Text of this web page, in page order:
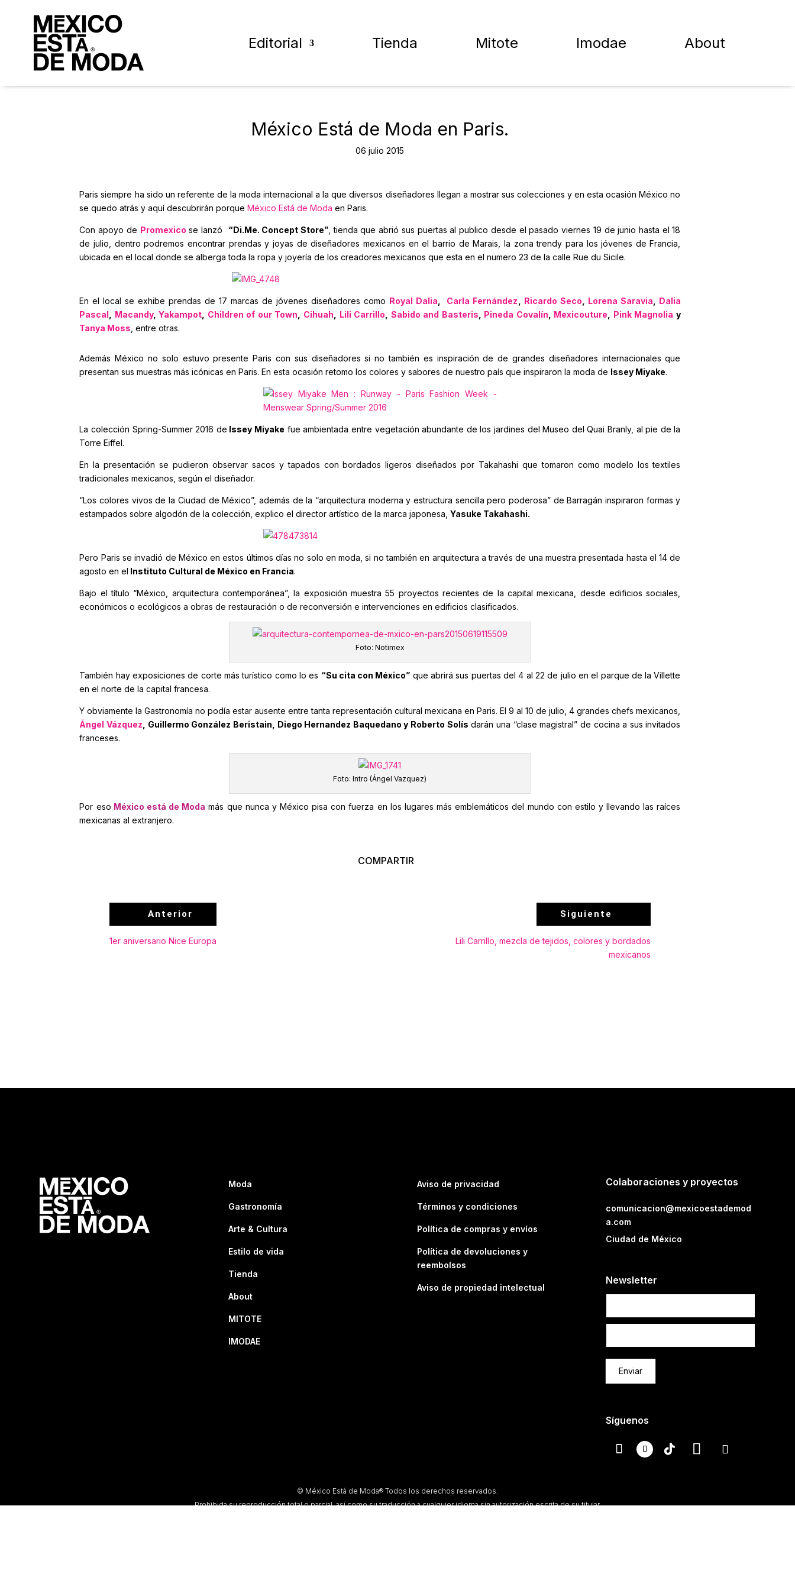
Editorial Tienda Mitote Imodae About
México Está de Moda en Paris.
06 julio 2015
Paris siempre ha sido un referente de la moda internacional a la que diversos diseñadores llegan a mostrar sus colecciones y en esta ocasión México no
se quedo atrás y aquí descubrirán porqueMéxico Está de Moda en Paris.
Con apoyo de Promexico se lanzó “Di.Me. Concept Store” , tienda que abrió sus puertas al publico desde el pasado viernes 19 de junio hasta el 18
de julio, dentro podremos encontrar prendas y joyas de diseñadores mexicanos en el barrio de Marais, la zona trendy para los jóvenes de Francia,
ubicada en el local donde se alberga toda la ropa y joyería de los creadores mexicanos que esta en el numero 23 de la calle Rue du Sicile.
En el local se exhibe prendas de 17 marcas de jóvenes diseñadores como Royal Dalia Carla Fernández Ricardo Seco Lorena Saravia
Dalia
Pascal
Macandy,Yakampot Children of our Town Cihuah Lili Carrillo Sabido and Basteris Pineda Covalín Mexicouture Pink Magnolia y
Tanya Moss , entre otras.
Además México no solo estuvo presente Paris con sus diseñadores si no también es inspiración de de grandes diseñadores internacionales que
presentan sus muestras más icónicas en Paris. En esta ocasión retomo los colores y sabores de nuestro país que inspiraron la moda de Issey Miyake.
La colección Spring-Summer 2016 de Issey Miyake fue ambientada entre vegetación abundante de los jardines del Museo del Quai Branly, al pie de la
Torre Eiffel.
En la presentación se pudieron observar sacos y tapados con bordados ligeros diseñados por Takahashi que tomaron como modelo los textiles
tradicionales mexicanos, según el diseñador.
“Los colores vivos de la Ciudad de México”, además de la “arquitectura moderna y estructura sencilla pero poderosa” de Barragán inspiraron formas y
estampados sobre algodón de la colección, explico el director artístico de la marca japonesa,Yasuke Takahashi.
Pero Paris se invadió de México en estos últimos días no solo en moda, si no también en arquitectura a través de una muestra presentada hasta el 14 de
agosto en el Instituto Cultural de México en Francia.
Bajo el título “México, arquitectura contemporánea”, la exposición muestra 55 proyectos recientes de la capital mexicana, desde edificios sociales,
económicos o ecológicos a obras de restauración o de reconversión e intervenciones en edificios clasificados.
Foto: Notimex
También hay exposiciones de corte más turístico como lo es “Su cita con México” que abrirá sus puertas del 4 al 22 de julio en el parque de la Villette
en el norte de la capital francesa.
Y obviamente la Gastronomía no podía estar ausente entre tanta representación cultural mexicana en Paris. El 9 al 10 de julio, 4 grandes chefs mexicanos,
Ángel Vázquez , Guillermo González Beristain, Diego Hernandez Baquedano y Roberto Solís darán una “clase magistral” de cocina a sus invitados
franceses.
Foto: Intro (Ángel Vazquez)
Por eso México está de Moda más que nunca y México pisa con fuerza en los lugares más emblemáticos del mundo con estilo y llevando las raíces
mexicanas al extranjero.
COMPARTIR
Anterior
1er aniversario Nice Europa
Siguiente
Lili Carrillo, mezcla de tejidos, colores y bordados
mexicanos
Moda
Gastronomía
Arte & Cultura
Estilo de vida
Tienda
About
MITOTE
IMODAE
Aviso de privacidad
Términos y condiciones
Política de compras y envíos
Política de devoluciones y
reembolsos
Aviso de propiedad intelectual
Colaboraciones y proyectos
comunicacion@mexicoestademod
a.com
Ciudad de México
Newsletter
Enviar
Síguenos
© México Está de Moda® Todos los derechos reservados.
Prohibida su reproducción total o parcial, así como su traducción a cualquier idioma sin autorización escrita de su titular.